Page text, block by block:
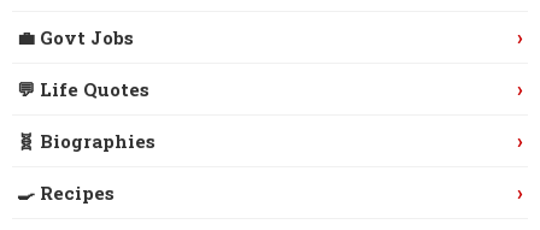
💼 Govt Jobs ›
💬 Life Quotes ›
🧬 Biographies ›
🍳 Recipes ›